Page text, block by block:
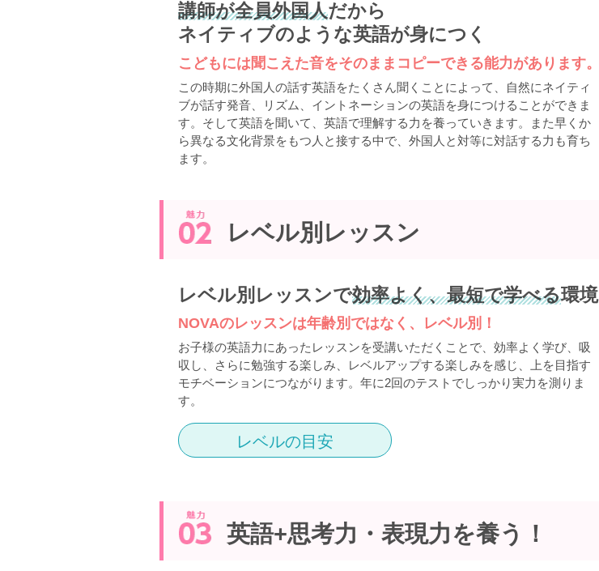
講師が全員外国人だから
ネイティブのような英語が身につく
こどもには聞こえた音をそのままコピーできる能力があります。
この時期に外国人の話す英語をたくさん聞くことによって、自然にネイティ
ブが話す発音、リズム、イントネーションの英語を身につけることができま
す。そして英語を聞いて、英語で理解する力を養っていきます。また早くか
ら異なる文化背景をもつ人と接する中で、外国人と対等に対話する力も育ち
ます。
レベル別レッスン
レベル別レッスンで効率よく、最短で学べる環境
NOVAのレッスンは年齢別ではなく、レベル別！
お子様の英語力にあったレッスンを受講いただくことで、効率よく学び、吸
収し、さらに勉強する楽しみ、レベルアップする楽しみを感じ、上を目指す
モチベーションにつながります。年に2回のテストでしっかり実力を測りま
す。
レベルの目安
英語+思考力・表現力を養う！